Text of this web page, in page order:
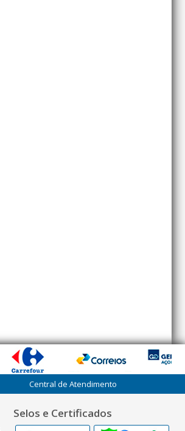
Central de Atendimento
Selos e Certificados